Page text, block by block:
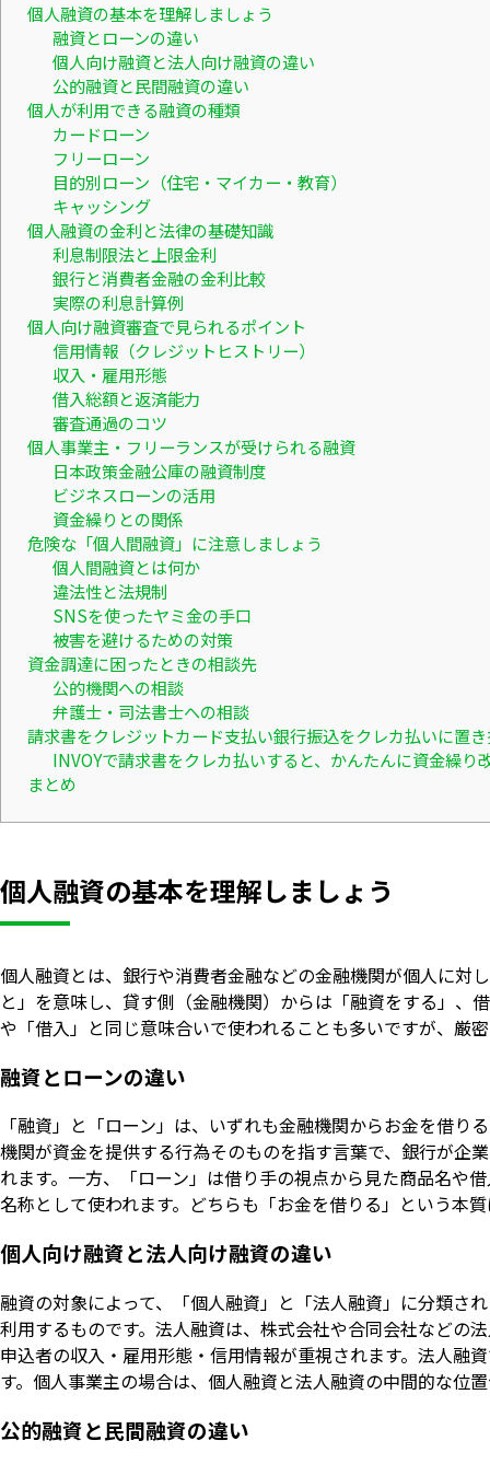
個人融資の基本を理解しましょう
融資とローンの違い
個人向け融資と法人向け融資の違い
公的融資と民間融資の違い
個人が利用できる融資の種類
カードローン
フリーローン
目的別ローン（住宅・マイカー・教育）
キャッシング
個人融資の金利と法律の基礎知識
利息制限法と上限金利
銀行と消費者金融の金利比較
実際の利息計算例
個人向け融資審査で見られるポイント
信用情報（クレジットヒストリー）
収入・雇用形態
借入総額と返済能力
審査通過のコツ
個人事業主・フリーランスが受けられる融資
日本政策金融公庫の融資制度
ビジネスローンの活用
資金繰りとの関係
危険な「個人間融資」に注意しましょう
個人間融資とは何か
違法性と法規制
SNSを使ったヤミ金の手口
被害を避けるための対策
資金調達に困ったときの相談先
公的機関への相談
弁護士・司法書士への相談
請求書をクレジットカード支払い銀行振込をクレカ払いに置
INVOYで請求書をクレカ払いすると、かんたんに資金繰り
まとめ
個人融資の基本を理解しましょう
個人融資とは、銀行や消費者金融などの金融機関が個人に対
と」を意味し、貸す側（金融機関）からは「融資をする」、
や「借入」と同じ意味合いで使われることも多いですが、厳
融資とローンの違い
「融資」と「ローン」は、いずれも金融機関からお金を借
機関が資金を提供する行為そのものを指す言葉で、銀行が企
れます。一方、「ローン」は借り手の視点から見た商品名や
名称として使われます。どちらも「お金を借りる」という本
個人向け融資と法人向け融資の違い
融資の対象によって、「個人融資」と「法人融資」に分類さ
利用するものです。法人融資は、株式会社や合同会社などの
申込者の収入・雇用形態・信用情報が重視されます。法人融
す。個人事業主の場合は、個人融資と法人融資の中間的な位
公的融資と民間融資の違い